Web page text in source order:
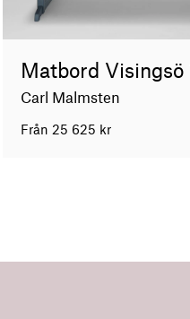
Matbord Visingsö
Carl Malmsten
Från 25 625 kr